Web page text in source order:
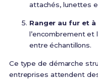
attachés, lunettes
Ranger au fur et à
l’encombrement et
entre échantillons.
Ce type de démarche
entreprises attendent